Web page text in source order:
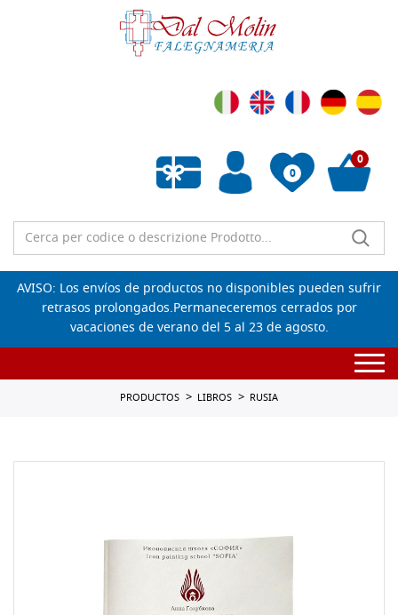
0
Lista de deseos vacía
0
AVISO: Los envíos de productos no disponibles pueden sufrir
retrasos prolongados.Permaneceremos cerrados por
vacaciones de verano del 5 al 23 de agosto.
PRODUCTOS LIBROS RUSIA